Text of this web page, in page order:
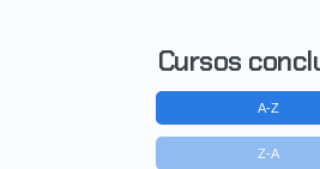
Cursos
A-Z
Z-A